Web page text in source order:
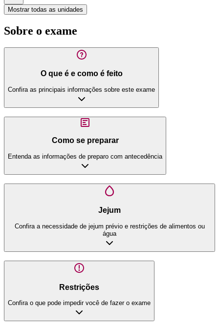
Mostrar todas as unidades
Sobre o exame
O que é e como é feito
Confira as principais informações sobre este exame
Como se preparar
Entenda as informações de preparo com antecedência
Jejum
Confira a necessidade de jejum prévio e restrições de alimentos ou
água
Restrições
Confira o que pode impedir você de fazer o exame